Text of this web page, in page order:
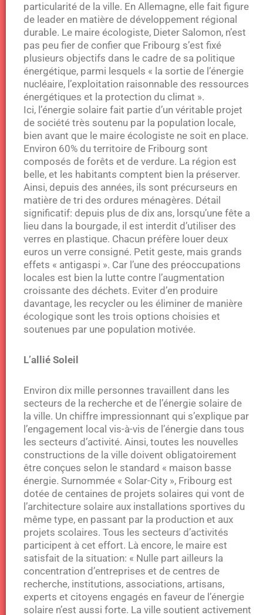
particularité de la ville. En Allemagne, elle fait figure
de leader en matière de développement régional
durable. Le maire écologiste, Dieter Salomon, n’est
pas peu fier de confier que Fribourg s’est fixé
plusieurs objectifs dans le cadre de sa politique
énergétique, parmi lesquels « la sortie de l’énergie
nucléaire, l’exploitation raisonnable des ressources
énergétiques et la protection du climat ».
Ici, l’énergie solaire fait partie d’un véritable projet
de société très soutenu par la population locale,
bien avant que le maire écologiste ne soit en place.
Environ 60% du territoire de Fribourg sont
composés de forêts et de verdure. La région est
belle, et les habitants comptent bien la préserver.
Ainsi, depuis des années, ils sont précurseurs en
matière de tri des ordures ménagères. Détail
significatif: depuis plus de dix ans, lorsqu’une fête a
lieu dans la bourgade, il est interdit d’utiliser des
verres en plastique. Chacun préfère louer deux
euros un verre consigné. Petit geste, mais grands
effets « antigaspi ». Car l’une des préoccupations
locales est bien la lutte contre l’augmentation
croissante des déchets. Eviter d’en produire
davantage, les recycler ou les éliminer de manière
écologique sont les trois options choisies et
soutenues par une population motivée.
L’allié Soleil
Environ dix mille personnes travaillent dans les
secteurs de la recherche et de l’énergie solaire de
la ville. Un chiffre impressionnant qui s’explique par
l’engagement local vis-à-vis de l’énergie dans tous
les secteurs d’activité. Ainsi, toutes les nouvelles
constructions de la ville doivent obligatoirement
être conçues selon le standard « maison basse
énergie. Surnommée « Solar-City », Fribourg est
dotée de centaines de projets solaires qui vont de
l’architecture solaire aux installations sportives du
même type, en passant par la production et aux
projets scolaires. Tous les secteurs d’activités
participent à cet effort. Là encore, le maire est
satisfait de la situation: « Nulle part ailleurs la
concentration d’entreprises et de centres de
recherche, institutions, associations, artisans,
experts et citoyens engagés en faveur de l’énergie
solaire n’est aussi forte. La ville soutient activement